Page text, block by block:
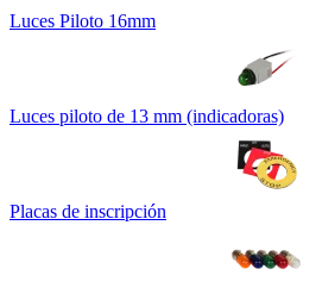
Luces Piloto 16mm
Luces piloto de 13 mm (indicadoras)
Placas de inscripción